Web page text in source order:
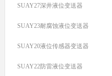
SUAY27深井液位变送器
SUAY23耐腐蚀液位变送器
SUAY20液位传感器变送器
SUAY22防雷液位变送器